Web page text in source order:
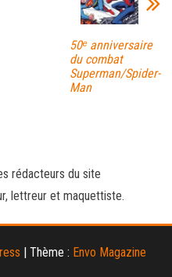
50ᵉ anniversaire
du combat
Superman/Spider-
Man
rédacteurs du site
lettreur et maquettiste.
| Thème : Envo Magazine